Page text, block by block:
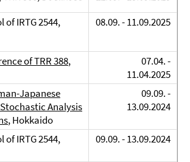
of IRTG 2544,
08.09. - 11.09.2025
of TRR 388,
07.04. -
11.04.2025
Japanese
Analysis
, Hokkaido
09.09. -
13.09.2024
of IRTG 2544,
09.09. - 13.09.2024